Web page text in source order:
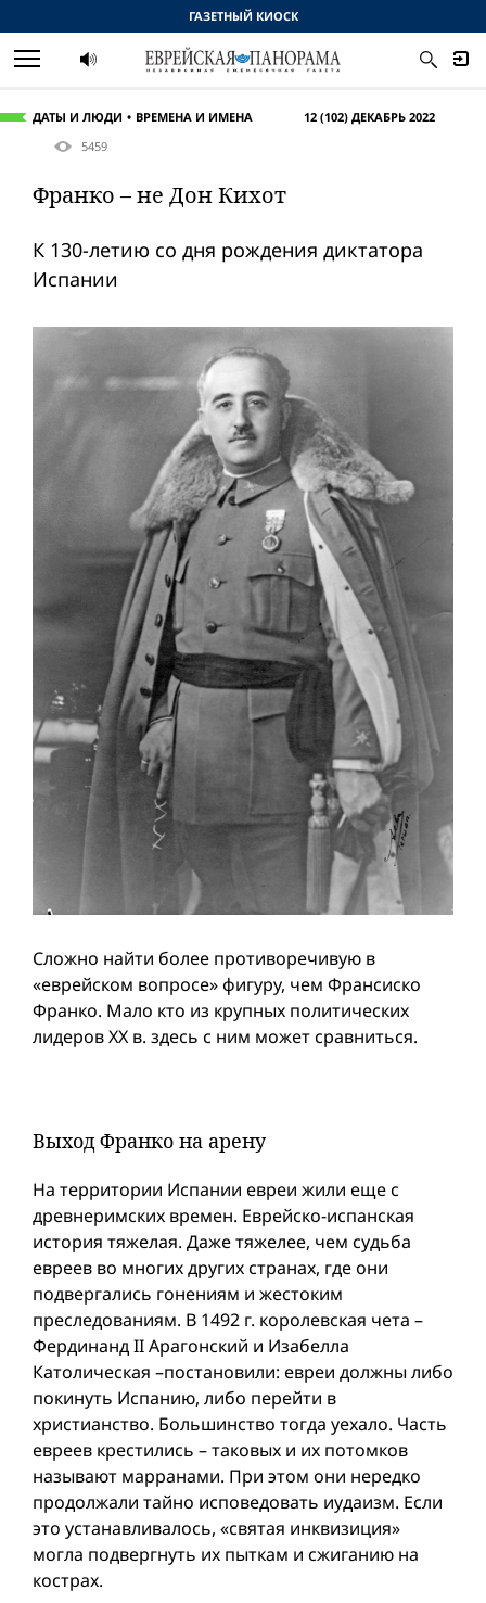
ДАТЫ И ЛЮДИ ВРЕМЕНА И ИМЕНА
12 (102) ДЕКАБРЬ 2022
5459
Франко – не Дон Кихот
К 130-летию со дня рождения диктатора
Испании
Сложно найти более противоречивую в
«еврейском вопросе» фигуру, чем Франсиско
Франко. Мало кто из крупных политических
лидеров XX в. здесь с ним может сравниться.
Выход Франко на арену
На территории Испании евреи жили еще с
древнеримских времен. Еврейско-испанская
история тяжелая. Даже тяжелее, чем судьба
евреев во многих других странах, где они
подвергались гонениям и жестоким
преследованиям. В 1492 г. королевская чета –
Фердинанд II Арагонский и Изабелла
Католическая –постановили: евреи должны либо
покинуть Испанию, либо перейти в
христианство. Большинство тогда уехало. Часть
евреев крестились – таковых и их потомков
называют марранами. При этом они нередко
продолжали тайно исповедовать иудаизм. Если
это устанавливалось, «святая инквизиция»
могла подвергнуть их пыткам и сжиганию на
кострах.
ГАЗЕТНЫЙ КИОСК